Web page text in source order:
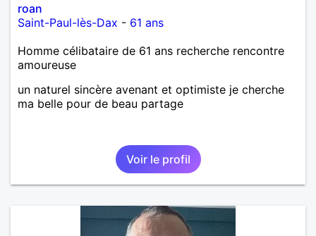
roan
Saint-Paul-lès-Dax - 61 ans
Homme célibataire de 61 ans recherche rencontre
amoureuse
un naturel sincère avenant et optimiste je cherche
ma belle pour de beau partage
Voir le profil